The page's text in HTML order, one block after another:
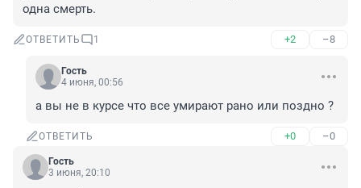
одна смерть.
ОТВЕТИТЬ 1 +2 –8
Гость
4 июня, 00:56
а вы не в курсе что все умирают рано или поздно ?
ОТВЕТИТЬ +0 –0
Гость
3 июня, 20:10